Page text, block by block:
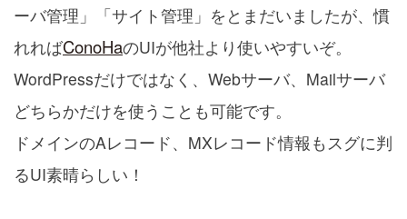
ーバ管理」「サイト管理」をとまだいましたが、慣
れればConoHaのUIが他社より使いやすいぞ。
WordPressだけではなく、Webサーバ、Mailサーバ
どちらかだけを使うことも可能です。
ドメインのAレコード、MXレコード情報もスグに判
るUI素晴らしい！